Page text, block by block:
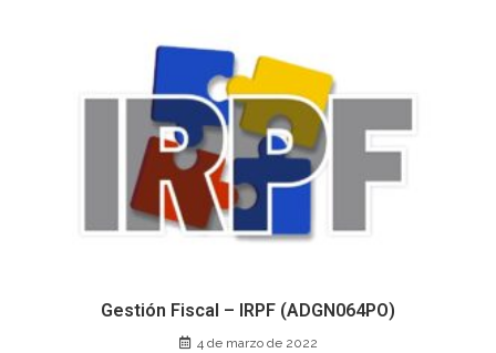
Gestión Fiscal – IRPF (ADGN064PO)
4 de marzo de 2022